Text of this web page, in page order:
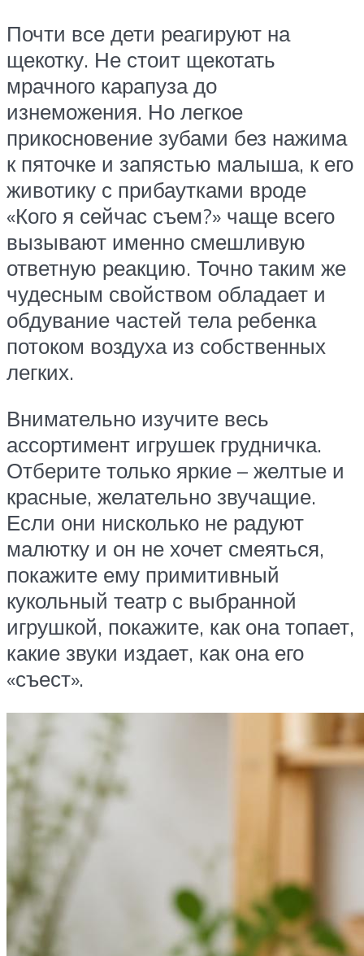
Почти все дети реагируют на
щекотку. Не стоит щекотать
мрачного карапуза до
изнеможения. Но легкое
прикосновение зубами без нажима
к пяточке и запястью малыша, к его
животику с прибаутками вроде
«Кого я сейчас съем?» чаще всего
вызывают именно смешливую
ответную реакцию. Точно таким же
чудесным свойством обладает и
обдувание частей тела ребенка
потоком воздуха из собственных
легких.
Внимательно изучите весь
ассортимент игрушек грудничка.
Отберите только яркие – желтые и
красные, желательно звучащие.
Если они нисколько не радуют
малютку и он не хочет смеяться,
покажите ему примитивный
кукольный театр с выбранной
игрушкой, покажите, как она топает,
какие звуки издает, как она его
«съест».